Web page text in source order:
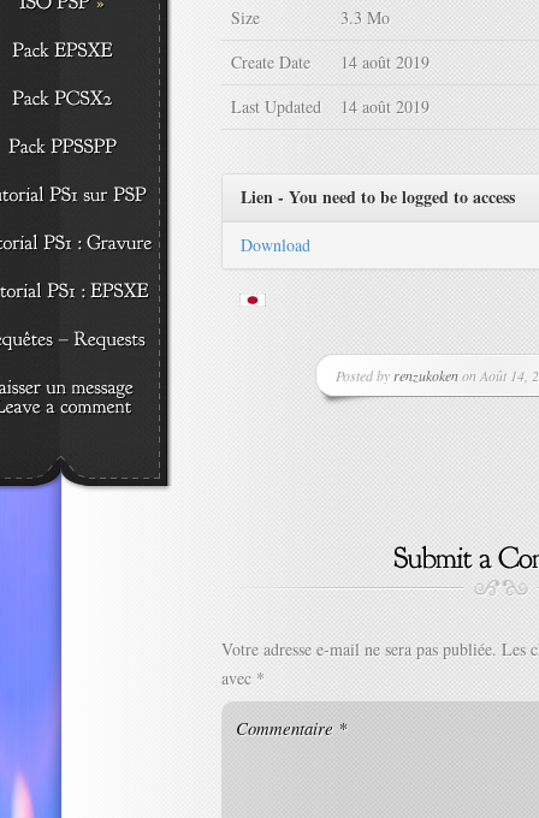
Size
3.3 Mo
Create Date
14 août 2019
Last Updated
14 août 2019
Lien - You need to be logged to access
Download
Posted by renzukokenon Août 14,
Votre adresse e-mail ne sera pas publiée. Les
avec *